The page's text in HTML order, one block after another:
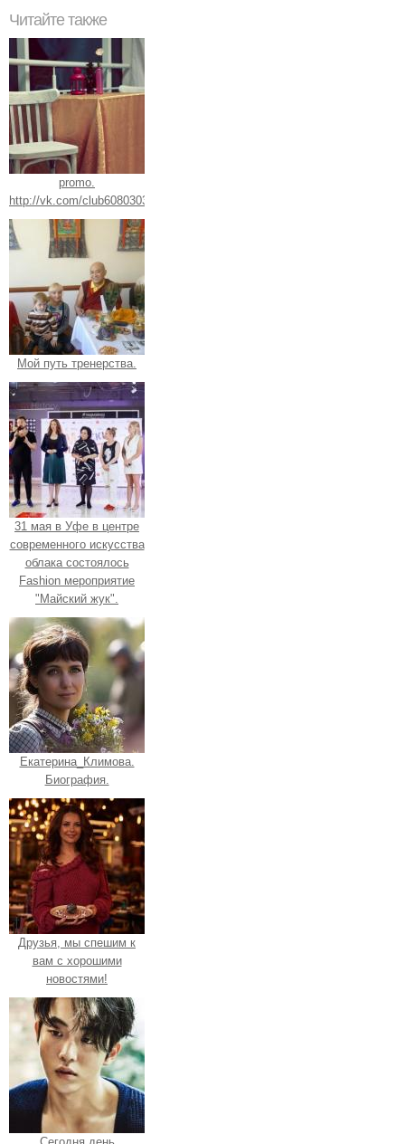
Читайте также
promo.
http://vk.com/club60803039.
Мой путь тренерства.
31 мая в Уфе в центре
современного искусства
облака состоялось
Fashion мероприятие
"Майский жук".
Екатерина_Климова.
Биография.
Друзья, мы спешим к
вам с хорошими
новостями!
Сегодня день